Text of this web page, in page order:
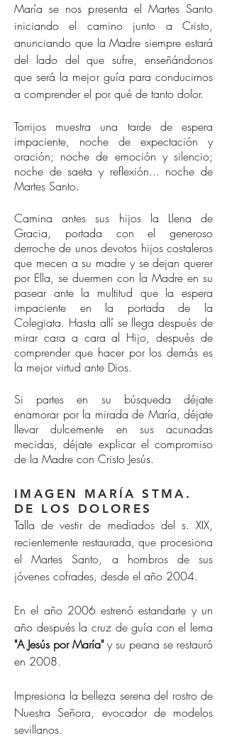
María se nos presenta el Martes Santo
iniciando el camino junto a Cristo,
anunciando que la Madre siempre estará
del lado del que sufre, enseñándonos
que será la mejor guía para conducirnos
a comprender el por qué de tanto dolor.
Torrijos muestra una tarde de espera
impaciente, noche de expectación y
oración; noche de emoción y silencio;
noche de saeta y reflexión... noche de
Martes Santo.
Camina antes sus hijos la Llena de
Gracia, portada con el generoso
derroche de unos devotos hijos costaleros
que mecen a su madre y se dejan querer
por Ella, se duermen con la Madre en su
pasear ante la multitud que la espera
impaciente en la portada de la
Colegiata. Hasta allí se llega después de
mirar cara a cara al Hijo, después de
comprender que hacer por los demás es
la mejor virtud ante Dios.
Si partes en su búsqueda déjate
enamorar por la mirada de María, déjate
llevar dulcemente en sus acunadas
mecidas, déjate explicar el compromiso
de la Madre con Cristo Jesús.
IMAGEN MARÍA STMA.
DE LOS DOLORES
Talla de vestir de mediados del s. XIX,
recientemente restaurada, que procesiona
el Martes Santo, a hombros de sus
jóvenes cofrades, desde el año 2004.
En el año 2006 estrenó estandarte y un
año después la cruz de guía con el lema
"A Jesús por María"y su peana se restauró
en 2008.
Impresiona la belleza serena del rostro de
Nuestra Señora, evocador de modelos
sevillanos.